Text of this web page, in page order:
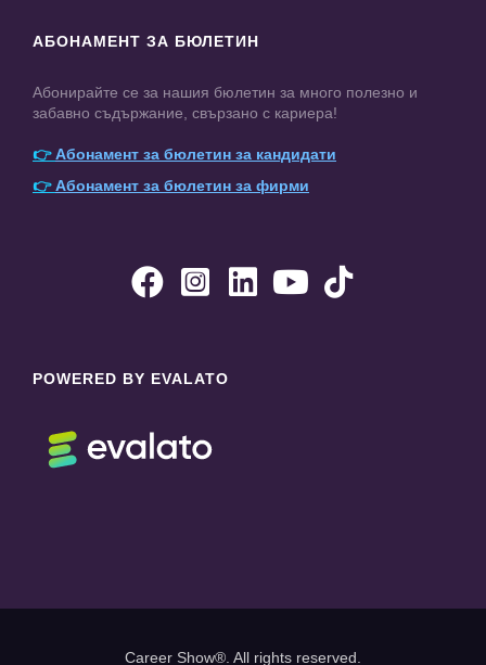
АБОНАМЕНТ ЗА БЮЛЕТИН
Абонирайте се за нашия бюлетин за много полезно и
забавно съдържание, свързано с кариера!
👉Абонамент за бюлетин за кандидати
👉Абонамент за бюлетин за фирми
    
POWERED BY EVALATO
Career Show®. All rights reserved.